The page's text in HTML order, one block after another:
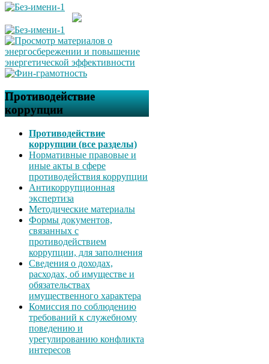
Противодействие
коррупции
Противодействие
коррупции (все разделы)
Нормативные правовые и
иные акты в сфере
противодействия коррупции
Антикоррупционная
экспертиза
Методические материалы
Формы документов,
связанных с
противодействием
коррупции, для заполнения
Сведения о доходах,
расходах, об имуществе и
обязательствах
имущественного характера
Комиссия по соблюдению
требований к служебному
поведению и
урегулированию конфликта
интересов